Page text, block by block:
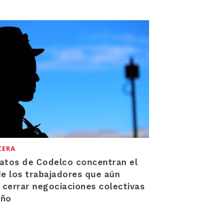
de Codelco concentran el
los trabajadores que aún
cerrar negociaciones colectivas